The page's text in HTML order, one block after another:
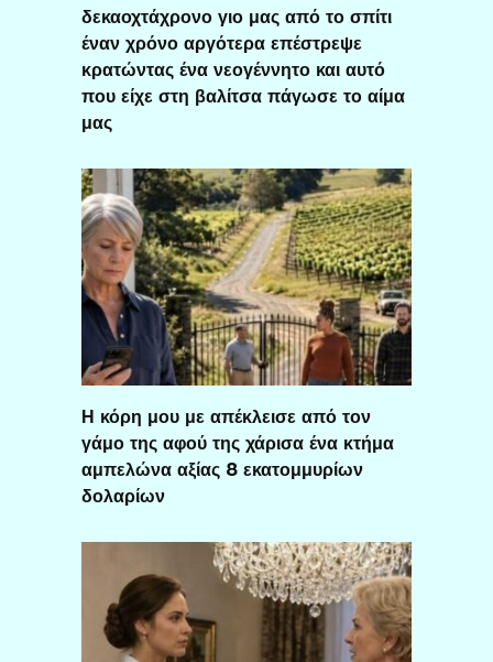
δεκαοχτάχρονο γιο μας από το σπίτι
έναν χρόνο αργότερα επέστρεψε
κρατώντας ένα νεογέννητο και αυτό
που είχε στη βαλίτσα πάγωσε το αίμα
μας
Η κόρη μου με απέκλεισε από τον
γάμο της αφού της χάρισα ένα κτήμα
αμπελώνα αξίας 8 εκατομμυρίων
δολαρίων